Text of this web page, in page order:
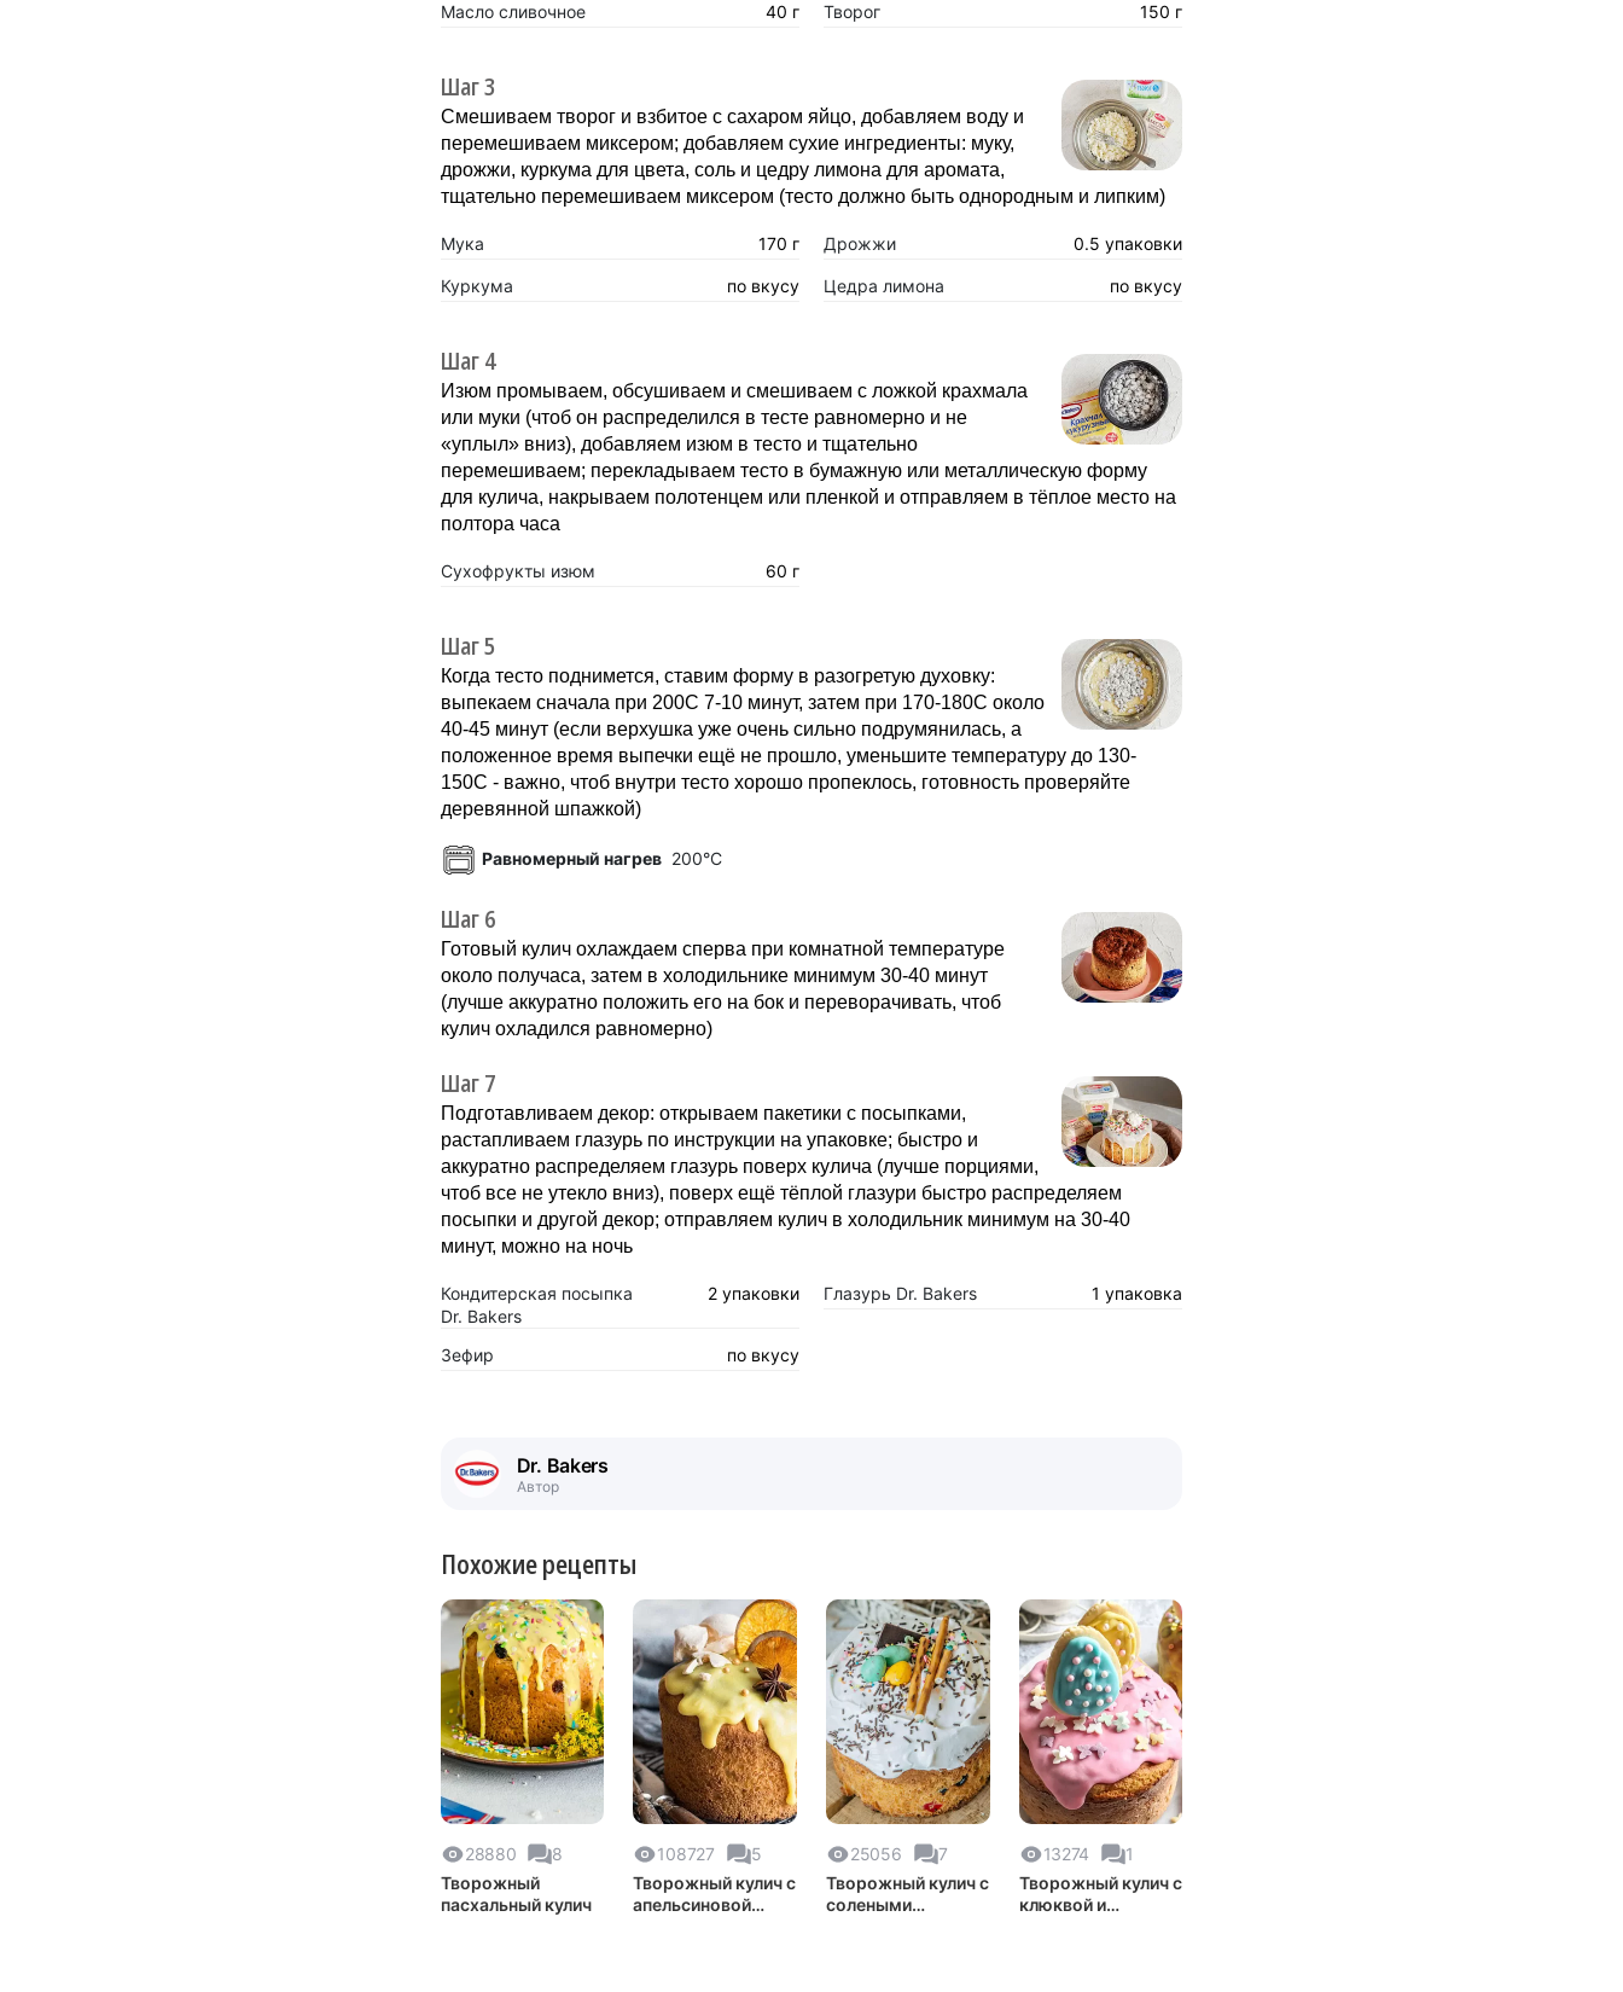
Масло сливочное 40 г Творог 150 г
Шаг 3
Смешиваем творог и взбитое с сахаром яйцо, добавляем воду и
перемешиваем миксером; добавляем сухие ингредиенты: муку,
дрожжи, куркума для цвета, соль и цедру лимона для аромата,
тщательно перемешиваем миксером (тесто должно быть однородным и липким)
Мука 170 г Дрожжи 0.5 упаковки
Куркума по вкусу Цедра лимона по вкусу
Шаг 4
Изюм промываем, обсушиваем и смешиваем с ложкой крахмала
или муки (чтоб он распределился в тесте равномерно и не
«уплыл» вниз), добавляем изюм в тесто и тщательно
перемешиваем; перекладываем тесто в бумажную или металлическую форму
для кулича, накрываем полотенцем или пленкой и отправляем в тёплое место на
полтора часа
Сухофрукты изюм 60 г
Шаг 5
Когда тесто поднимется, ставим форму в разогретую духовку:
выпекаем сначала при 200С 7-10 минут, затем при 170-180С около
40-45 минут (если верхушка уже очень сильно подрумянилась, а
положенное время выпечки ещё не прошло, уменьшите температуру до 130-
150С - важно, чтоб внутри тесто хорошо пропеклось, готовность проверяйте
деревянной шпажкой)
Равномерный нагрев200°C
Шаг 6
Готовый кулич охлаждаем сперва при комнатной температуре
около получаса, затем в холодильнике минимум 30-40 минут
(лучше аккуратно положить его на бок и переворачивать, чтоб
кулич охладился равномерно)
Шаг 7
Подготавливаем декор: открываем пакетики с посыпками,
растапливаем глазурь по инструкции на упаковке; быстро и
аккуратно распределяем глазурь поверх кулича (лучше порциями,
чтоб все не утекло вниз), поверх ещё тёплой глазури быстро распределяем
посыпки и другой декор; отправляем кулич в холодильник минимум на 30-40
минут, можно на ночь
Кондитерская посыпка
Dr. Bakers
2 упаковки Глазурь Dr. Bakers 1 упаковка
Зефир по вкусу
Dr. Bakers
Автор
Похожие рецепты
28880
8
Творожный
пасхальный кулич
108727
5
Творожный кулич с
апельсиновой
25056
7
Творожный кулич с
солеными
13274
1
Творожный кулич с
клюквой и